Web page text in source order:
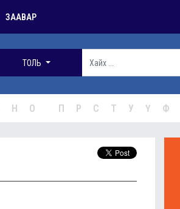
ЗААВАР
ТОЛЬ
Н О П Р С Т У Ү Ф